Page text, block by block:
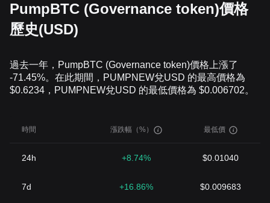
PumpBTC (Governance token)價格
歷史(USD)
過去一年，PumpBTC (Governance token)價格上漲了
-71.45%。在此期間，PUMPNEW兌USD 的最高價格為
$0.6234，PUMPNEW兌USD 的最低價格為 $0.006702。
時間 漲跌幅（%） 最低價
24h +8.74% $0.01040
7d +16.86% $0.009683